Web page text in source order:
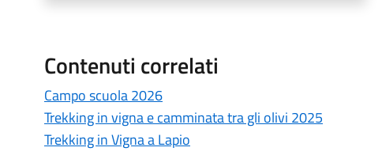
Contenuti correlati
Campo scuola 2026
Trekking in vigna e camminata tra gli olivi 2025
Trekking in Vigna a Lapio